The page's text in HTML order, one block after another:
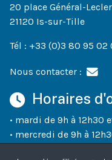
20 place Général-
21120 Is-sur-Tille
Tél : +33 (0)3 80 95 02
Nous contacter :
Horaires
• mardi de 9h à 12h30
• mercredi de 9h à